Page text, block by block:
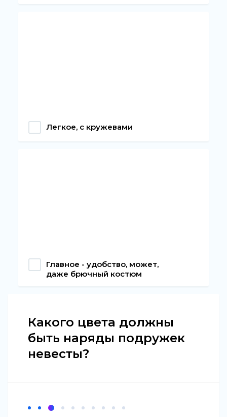
Легкое, с кружевами
Главное - удобство, может,
даже брючный костюм
Какого цвета должны
быть наряды подружек
невесты?